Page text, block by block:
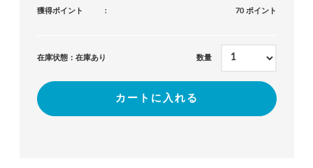
獲得ポイント 70 ポイント
在庫状態：在庫あり 数量
カートに入れる